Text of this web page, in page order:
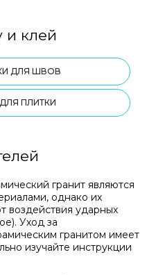
и клей
ДЛЯ ШВОВ
ПЛИТКИ
гранит являются
однако их
воздействия ударных
Уход за
гранитом имеет
изучайте инструкции